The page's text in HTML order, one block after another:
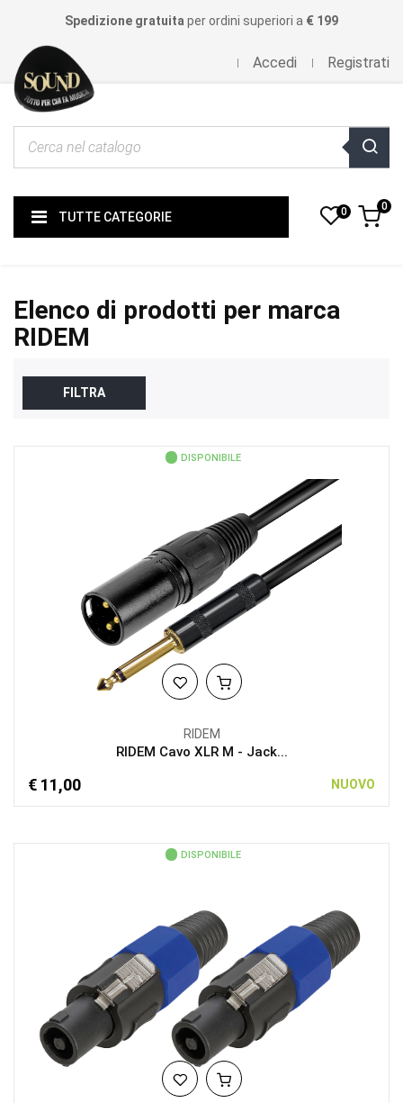
Spedizione gratuita per ordini superiori a € 199
Accedi Registrati
TUTTE CATEGORIE 0 0
Elenco di prodotti per marca
RIDEM
FILTRA
DISPONIBILE
RIDEM
RIDEM Cavo XLR M - Jack...
€ 11,00 NUOVO
DISPONIBILE